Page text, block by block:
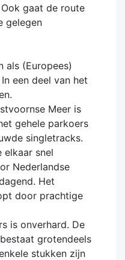
gaat de route
gelegen
als (Europees)
een deel van het
Meer is
gehele parkoers
singletracks.
snel
Nederlandse
Het
door prachtige
is onverhard. De
grotendeels
stukken zijn